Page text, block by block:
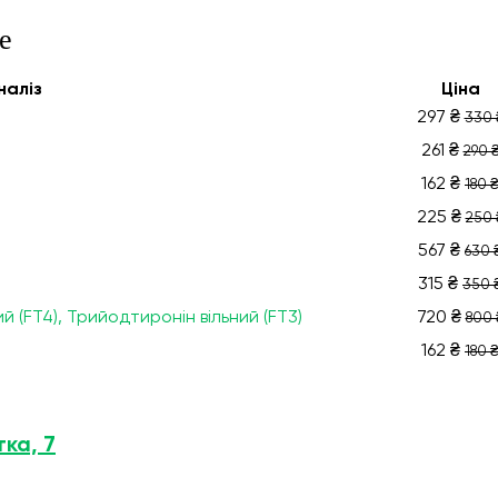
Ціна
297 ₴330
261 ₴290
162 ₴ 180 ₴
225 ₴250
567 ₴ 630
315 ₴ 350
(FT4), Трийодтиронін вільний (FT3) 720 ₴800
162 ₴ 180 ₴
7